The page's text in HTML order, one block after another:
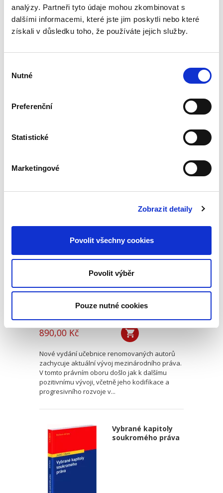
analýzy. Partneři tyto údaje mohou zkombinovat s
dalšími informacemi, které jste jim poskytli nebo které
získali v důsledku toho, že používáte jejich služby.
souhlasu
Nutné
Preferenční
Statistické
Marketingové
Zobrazit detaily
Povolit všechny cookies
Povolit výběr
Pouze nutné cookies
Rodinné právo. 3.
vydání
Zdeňka Králíčková a kol.
čtivě a srozumitelně, reaguje na poměrně
2. VYDÁNÍ
890,00 Kč
Nové vydání učebnice renomovaných autorů
zachycuje aktuální vývoj mezinárodního práva.
V tomto právním oboru došlo jak k dalšímu
pozitivnímu vývoji, včetně jeho kodifikace a
progresivního rozvoje v...
Vybrané kapitoly
soukromého práva